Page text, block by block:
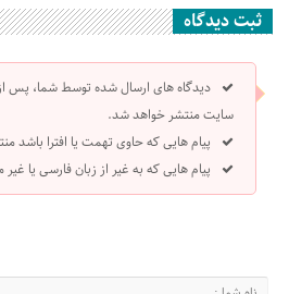
ثبت دیدگاه
دیدگاه های ارسال شده توسط شما، پس
سایت منتشر خواهد شد.
پیام هایی که حاوی تهمت یا افترا باشد
پیام هایی که به غیر از زبان فارسی یا